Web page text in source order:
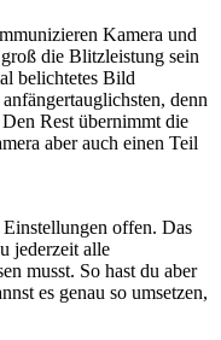
Kamera und
die Blitzleistung sein
belichtetes Bild
denn
Rest übernimmt die
aber auch einen Teil
offen. Das
jederzeit alle
musst. So hast du aber
es genau so umsetzen,